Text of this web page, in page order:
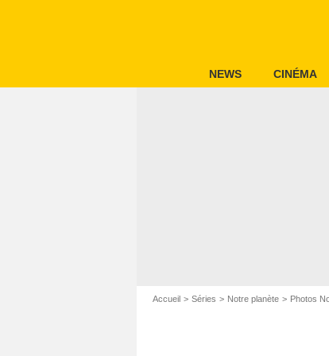
NEWS CINÉMA
Accueil Séries Notre planète Photos